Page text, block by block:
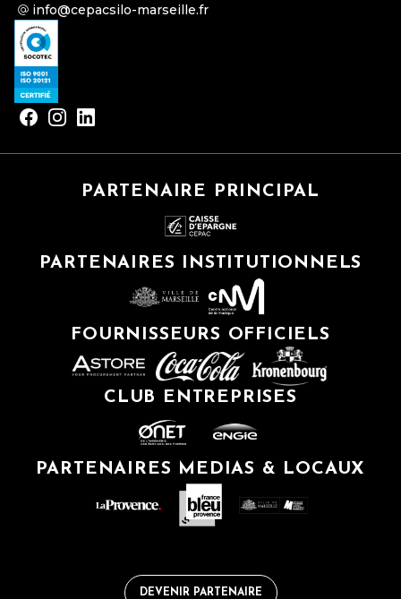
info@cepacsilo-marseille.fr
PARTENAIRE PRINCIPAL
PARTENAIRES INSTITUTIONNELS
FOURNISSEURS OFFICIELS
CLUB ENTREPRISES
PARTENAIRES MEDIAS & LOCAUX
DEVENIR PARTENAIRE